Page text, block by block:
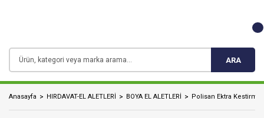
ARA
Anasayfa HIRDAVAT-EL ALETLERİ BOYA EL ALETLERİ Polisan Ektra Kestirme